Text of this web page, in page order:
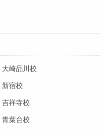
大崎品川校
新宿校
吉祥寺校
青葉台校